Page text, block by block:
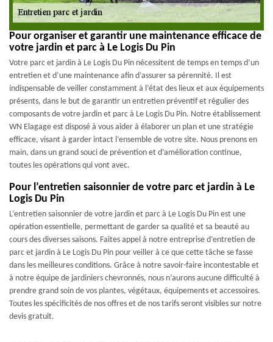
Pour organiser et garantir une maintenance efficace de
votre jardin et parc à Le Logis Du Pin
Votre parc et jardin à Le Logis Du Pin nécessitent de temps en temps d’un
entretien et d’une maintenance afin d’assurer sa pérennité. Il est
indispensable de veiller constamment à l’état des lieux et aux équipements
présents, dans le but de garantir un entretien préventif et régulier des
composants de votre jardin et parc à Le Logis Du Pin. Notre établissement
WN Elagage est disposé à vous aider à élaborer un plan et une stratégie
efficace, visant à garder intact l’ensemble de votre site. Nous prenons en
main, dans un grand souci de prévention et d’amélioration continue,
toutes les opérations qui vont avec.
Pour l’entretien saisonnier de votre parc et jardin à Le
Logis Du Pin
L’entretien saisonnier de votre jardin et parc à Le Logis Du Pin est une
opération essentielle, permettant de garder sa qualité et sa beauté au
cours des diverses saisons. Faites appel à notre entreprise d’entretien de
parc et jardin à Le Logis Du Pin pour veiller à ce que cette tâche se fasse
dans les meilleures conditions. Grâce à notre savoir-faire incontestable et
à notre équipe de jardiniers chevronnés, nous n’aurons aucune difficulté à
prendre grand soin de vos plantes, végétaux, équipements et accessoires.
Toutes les spécificités de nos offres et de nos tarifs seront visibles sur notre
devis gratuit.